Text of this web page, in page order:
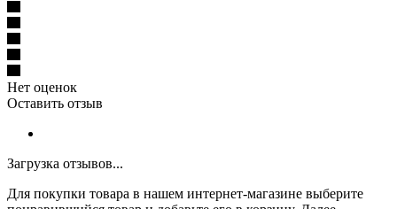
Нет оценок
Оставить отзыв
Загрузка отзывов...
Для покупки товара в нашем интернет-магазине выберите